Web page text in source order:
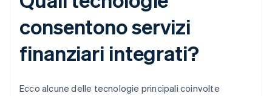
consentono servizi
finanziari integrati?
Ecco alcune delle tecnologie principali coinvolte